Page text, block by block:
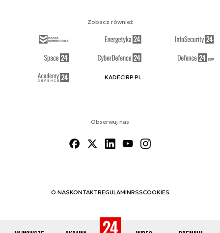
Obserwuj nas
O NASKONTAKTREGULAMINRSSCOOKIES
Zobacz również
KADECIRP.PL